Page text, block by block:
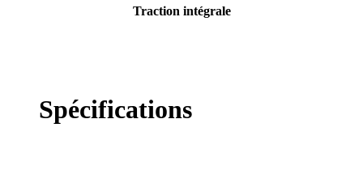
Traction intégrale
Spécifications